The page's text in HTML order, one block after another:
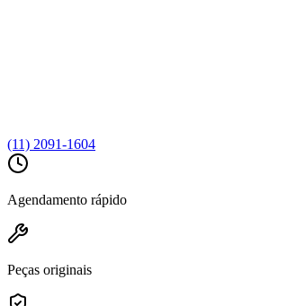
(11) 2091-1604
Agendamento rápido
Peças originais